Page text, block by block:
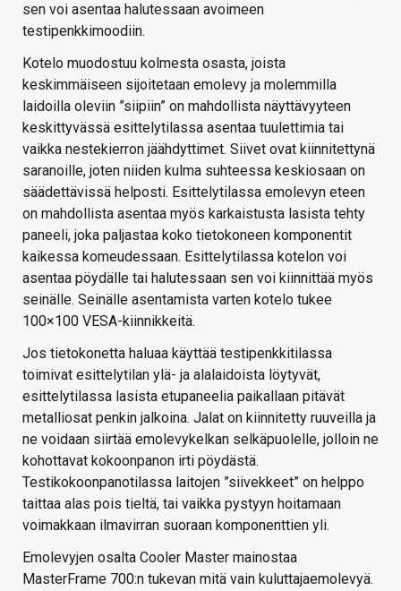
sen voi asentaa halutessaan avoimeen
testipenkkimoodiin.
Kotelo muodostuu kolmesta osasta, joista
keskimmäiseen sijoitetaan emolevy ja molemmilla
laidoilla oleviin ”siipiin” on mahdollista näyttävyyteen
keskittyvässä esittelytilassa asentaa tuulettimia tai
vaikka nestekierron jäähdyttimet. Siivet ovat kiinnitettynä
saranoille, joten niiden kulma suhteessa keskiosaan on
säädettävissä helposti. Esittelytilassa emolevyn eteen
on mahdollista asentaa myös karkaistusta lasista tehty
paneeli, joka paljastaa koko tietokoneen komponentit
kaikessa komeudessaan. Esittelytilassa kotelon voi
asentaa pöydälle tai halutessaan sen voi kiinnittää myös
seinälle. Seinälle asentamista varten kotelo tukee
100×100 VESA-kiinnikkeitä.
Jos tietokonetta haluaa käyttää testipenkkitilassa
toimivat esittelytilan ylä- ja alalaidoista löytyvät,
esittelytilassa lasista etupaneelia paikallaan pitävät
metalliosat penkin jalkoina. Jalat on kiinnitetty ruuveilla ja
ne voidaan siirtää emolevykelkan selkäpuolelle, jolloin ne
kohottavat kokoonpanon irti pöydästä.
Testikokoonpanotilassa laitojen ”siivekkeet” on helppo
taittaa alas pois tieltä, tai vaikka pystyyn hoitamaan
voimakkaan ilmavirran suoraan komponenttien yli.
Emolevyjen osalta Cooler Master mainostaa
MasterFrame 700:n tukevan mitä vain kuluttajaemolevyä.